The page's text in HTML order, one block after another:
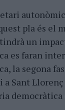
pla és el
un
es faran
la segona
a Sant
democràtica